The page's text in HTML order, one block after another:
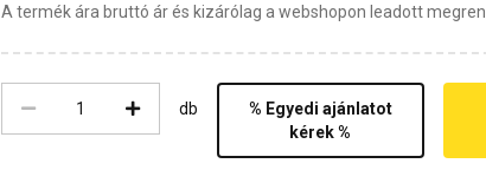
A termék ára bruttó ár és kizárólag a webshopon leadott
db
% Egyedi ajánlatot
kérek %